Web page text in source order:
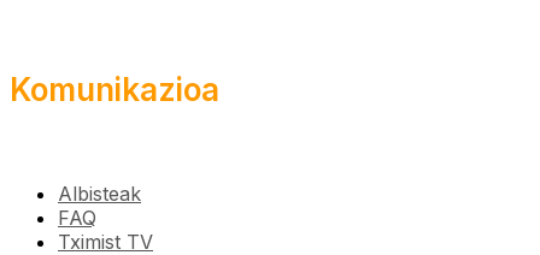
Komunikazioa
Albisteak
FAQ
Tximist TV